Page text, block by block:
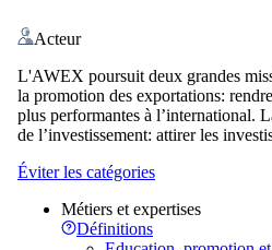
Acteur
L'AWEX poursuit deux grandes
la promotion des exportations:
plus performantes à l’international.
de l’investissement: attirer les
Éviter les catégories
Métiers et expertises
Définitions